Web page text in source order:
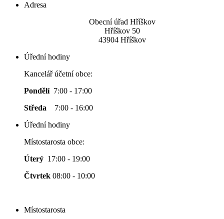
Adresa
Obecní úřad Hříškov
Hříškov 50
43904 Hříškov
Úřední hodiny
Kancelář účetní obce:
Pondělí 7:00 - 17:00
Středa 7:00 - 16:00
Úřední hodiny
Místostarosta obce:
Úterý 17:00 - 19:00
Čtvrtek 08:00 - 10:00
Místostarosta